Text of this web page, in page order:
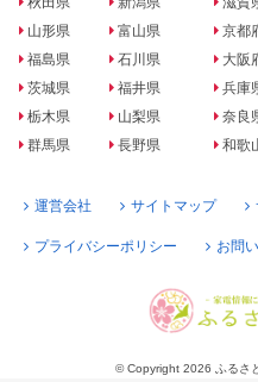
山形県
福島県
茨城県
栃木県
群馬県
富山県
石川県
福井県
山梨県
長野県
京都
大阪
兵庫
奈良
和歌
運営会社 サイトマップ
プライバシーポリシー お問
© Copyright 2026 ふるさ